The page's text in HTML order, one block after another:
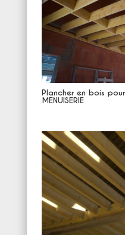
Plancher en bois
MENUISERIE